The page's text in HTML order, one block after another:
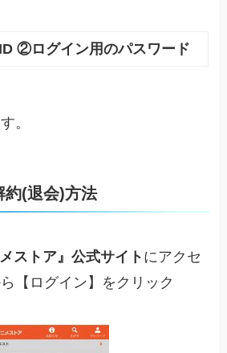
②ログイン用のパスワード
。
約(退会)方法
メストア』公式サイトにアクセ
【ログイン】をクリック